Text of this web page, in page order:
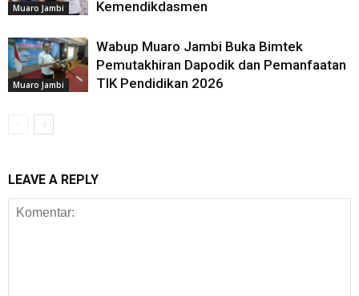
Muaro Jambi
Kemendikdasmen
Muaro Jambi
Wabup Muaro Jambi Buka Bimtek
Pemutakhiran Dapodik dan Pemanfaatan
TIK Pendidikan 2026
LEAVE A REPLY